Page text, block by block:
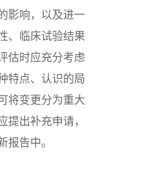
影响，以及进一
、临床试验结果
估时应充分考虑
特点、认识的局
将变更分为重大
提出补充申请，
报告中。